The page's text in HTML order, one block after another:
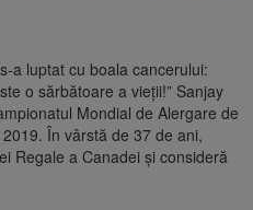
Georgescu și Horațiu Potra.
2026-2030, adoptată de
a luptat cu boala cancerului:
o sărbătoare a vieții!” Sanjay
Mondial de Alergare de
În vârstă de 37 de ani,
Regale a Canadei și consideră